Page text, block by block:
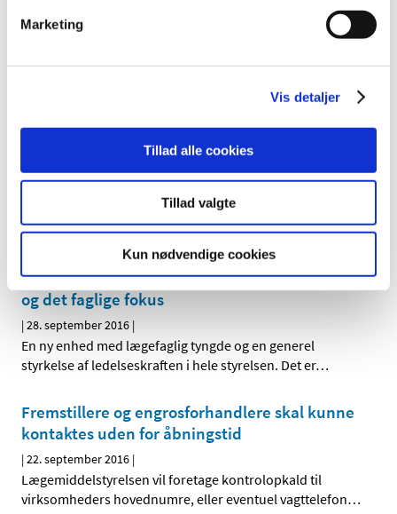
Marketing
Vis detaljer
Tillad alle cookies
Tillad valgte
Kun nødvendige cookies
Colrefuz® får ikke generelt klausuleret tilskud
have generelt klausuleret tilskud. Colrefuz® indeholder
…
Opium ”NMI”® får ikke generelt eller generelt
Lægemiddelstyrelsen har besluttet, at Opium ”NMI”® ikke
skal have generelt eller generelt klausuleret tilskud.…
Lægemiddelstyrelsen styrker ledelseskraften
og det faglige fokus
| 28. september 2016 |
En ny enhed med lægefaglig tyngde og en generel
styrkelse af ledelseskraften i hele styrelsen. Det er…
Fremstillere og engrosforhandlere skal kunne
kontaktes uden for åbningstid
|22. september 2016 |
Lægemiddelstyrelsen vil foretage kontrolopkald til
virksomheders hovednumre, eller eventuel vagttelefon…